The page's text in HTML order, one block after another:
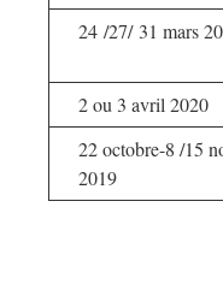
24 /27/ 31 mars
2 ou 3 avril 2020
22 octobre-8 /15
2019